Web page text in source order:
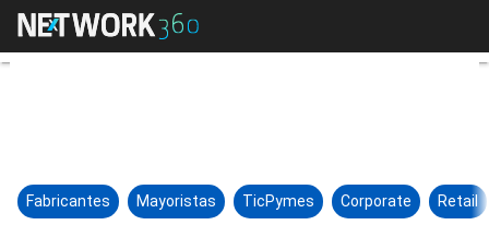
Wildix se posiciona en
Fabricantes Mayoristas TicPymes Corporate Retail